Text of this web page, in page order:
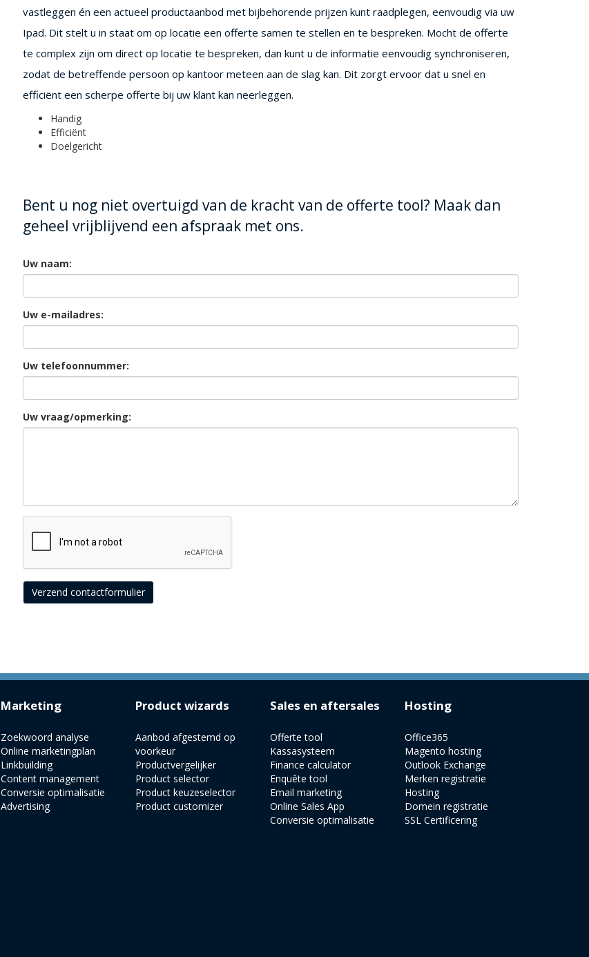
vastleggen én een actueel productaanbod met bijbehorende prijzen kunt raadplegen, eenvoudig via uw
Ipad. Dit stelt u in staat om op locatie een offerte samen te stellen en te bespreken. Mocht de offerte
te complex zijn om direct op locatie te bespreken, dan kunt u de informatie eenvoudig synchroniseren,
zodat de betreffende persoon op kantoor meteen aan de slag kan. Dit zorgt ervoor dat u snel en
efficiënt een scherpe offerte bij uw klant kan neerleggen.
Handig
Efficiënt
Doelgericht
Bent u nog niet overtuigd van de kracht van de offerte tool? Maak dan
geheel vrijblijvend een afspraak met ons.
Uw naam:
Uw e-mailadres:
Uw telefoonnummer:
Uw vraag/opmerking:
Verzend contactformulier
Marketing
Zoekwoord analyse
Online marketingplan
Linkbuilding
Content management
Conversie optimalisatie
Advertising
Product wizards
Aanbod afgestemd op
voorkeur
Productvergelijker
Product selector
Product keuzeselector
Product customizer
Sales en aftersales
Offerte tool
Kassasysteem
Finance calculator
Enquête tool
Email marketing
Online Sales App
Conversie optimalisatie
Hosting
Office365
Magento hosting
Outlook Exchange
Merken registratie
Hosting
Domein registratie
SSL Certificering